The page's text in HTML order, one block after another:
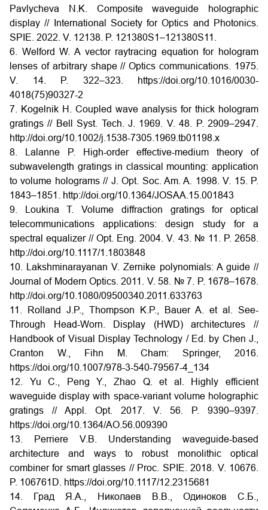
Pavlycheva N.K. Composite waveguide holographic
display // International Society for Optics and Photonics.
SPIE. 2022. V. 12138. P. 121380S1–121380S11.
6. Welford W. A vector raytracing equation for hologram
lenses of arbitrary shape // Optics communications. 1975.
V. 14. P. 322–323. https://doi.org/10.1016/0030-
4018(75)90327-2
7. Kogelnik H. Coupled wave analysis for thick hologram
gratings // Bell Syst. Tech. J. 1969. V. 48. P. 2909–2947.
http://doi.org/10.1002/j.1538-7305.1969.tb01198.x
8. Lalanne P. High-order effective-medium theory of
subwavelength gratings in classical mounting: application
to volume holograms // J. Opt. Soc. Am. A. 1998. V. 15. P.
1843–1851. http://doi.org/10.1364/JOSAA.15.001843
9. Loukina T. Volume diffraction gratings for optical
telecommunications applications: design study for a
spectral equalizer // Opt. Eng. 2004. V. 43. № 11. P. 2658.
http://doi.org/10.1117/1.1803848
10. Lakshminarayanan V. Zernike polynomials: A guide //
Journal of Modern Optics. 2011. V. 58. № 7. P. 1678–1678.
http://doi.org/10.1080/09500340.2011.633763
11. Rolland J.P., Thompson K.P., Bauer A. et al. See-
Through Head-Worn. Display (HWD) architectures //
Handbook of Visual Display Technology / Ed. by Chen J.,
Cranton W., Fihn M. Cham: Springer, 2016.
https://doi.org/10.1007/978-3-540-79567-4_134
12. Yu C., Peng Y., Zhao Q. et al. Highly efficient
waveguide display with space-variant volume holographic
gratings // Appl. Opt. 2017. V. 56. P. 9390–9397.
https://doi.org/10.1364/AO.56.009390
13. Perriere V.B. Understanding waveguide-based
architecture and ways to robust monolithic optical
combiner for smart glasses // Proc. SPIE. 2018. V. 10676.
P. 106761D. https://doi.org/10.1117/12.2315681
14. Град Я.А., Николаев В.В., Одиноков С.Б.,